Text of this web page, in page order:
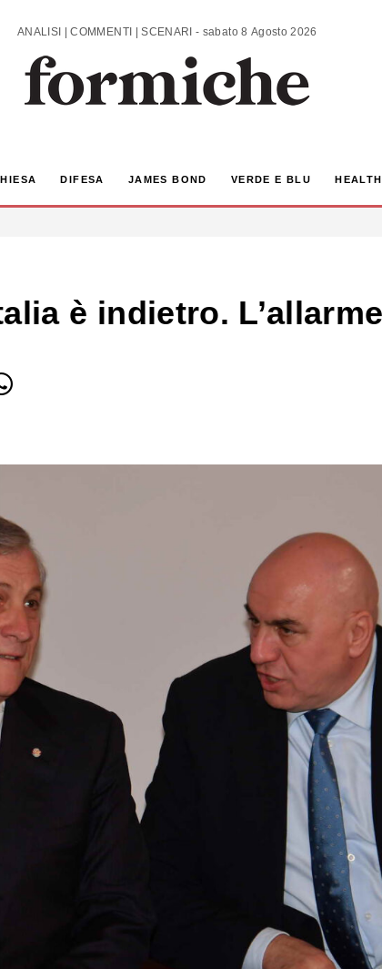
ANALISI | COMMENTI | SCENARI - sabato 8 Agosto 2026
DIFESA JAMES BOND VERDE E BLU
è indietro.